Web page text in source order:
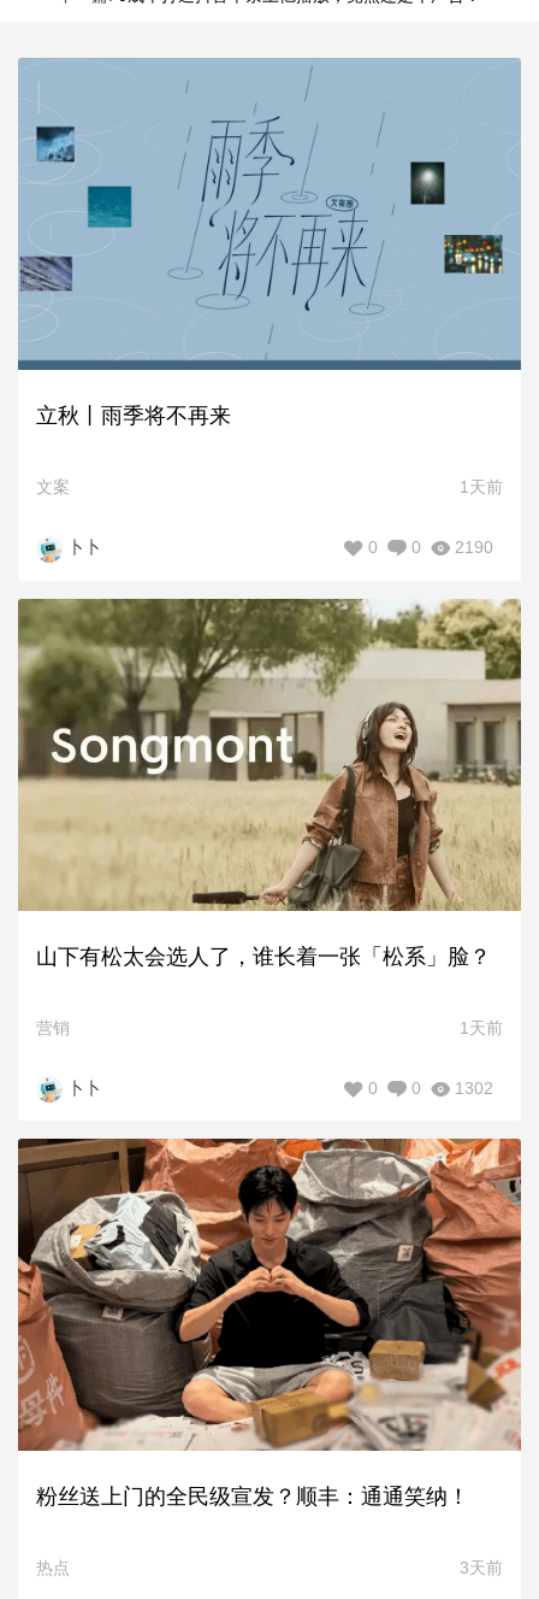
立秋丨雨季将不再来
文案 1天前
卜卜 2190
0
0
山下有松太会选人了，谁长着一张「松系」脸？
营销 1天前
卜卜 1302
0
0
粉丝送上门的全民级宣发？顺丰：通通笑纳！
热点 3天前